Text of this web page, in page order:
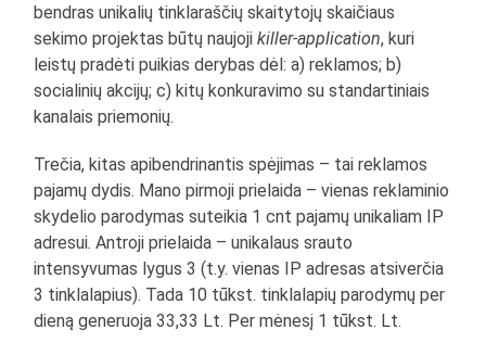
bendras unikalių tinklaraščių skaitytojų skaičiaus
sekimo projektas būtų naujojikiller-application, kuri
leistų pradėti puikias derybas dėl: a) reklamos; b)
socialinių akcijų; c) kitų konkuravimo su standartiniais
kanalais priemonių.
Trečia, kitas apibendrinantis spėjimas – tai reklamos
pajamų dydis. Mano pirmoji prielaida – vienas reklaminio
skydelio parodymas suteikia 1 cnt pajamų unikaliam IP
adresui. Antroji prielaida – unikalaus srauto
intensyvumas lygus 3 (t.y. vienas IP adresas atsiverčia
3 tinklalapius). Tada 10 tūkst. tinklalapių parodymų per
dieną generuoja 33,33 Lt. Per mėnesį 1 tūkst. Lt.